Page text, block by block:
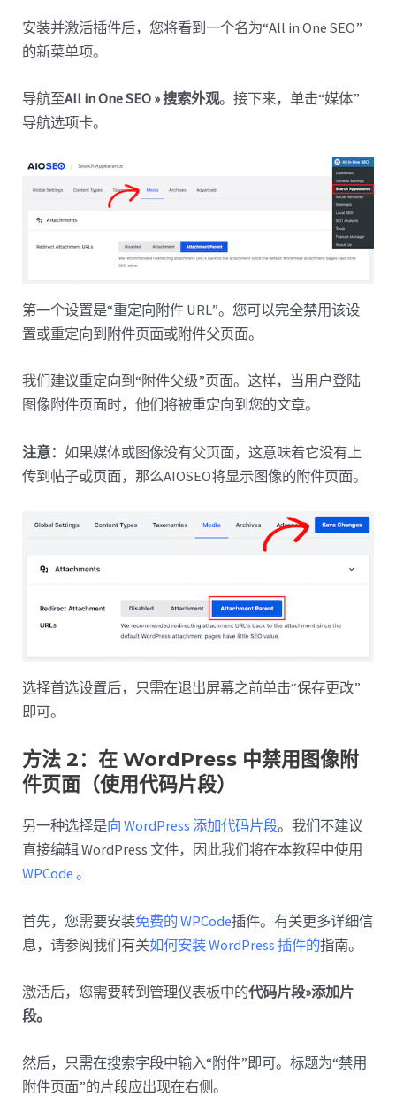
安装并激活插件后，您将看到一个名为“All in One SEO”
的新菜单项。
导航至All in One SEO » 搜索外观。接下来，单击“媒体”
导航选项卡。
第一个设置是“重定向附件 URL”。您可以完全禁用该设
置或重定向到附件页面或附件父页面。
我们建议重定向到“附件父级”页面。这样，当用户登陆
图像附件页面时，他们将被重定向到您的文章。
注意：如果媒体或图像没有父页面，这意味着它没有上
传到帖子或页面，那么AIOSEO将显示图像的附件页面。
选择首选设置后，只需在退出屏幕之前单击“保存更改”
即可。
方法 2：在 WordPress 中禁用图像附
件页面（使用代码片段）
另一种选择是向 WordPress 添加代码片段。我们不建议
直接编辑 WordPress 文件，因此我们将在本教程中使用
WPCode 。
首先，您需要安装免费的 WPCode插件。有关更多详细信
息，请参阅我们有关如何安装 WordPress 插件的指南。
激活后，您需要转到管理仪表板中的代码片段»添加片
段。
然后，只需在搜索字段中输入“附件”即可。标题为“禁用
附件页面”的片段应出现在右侧。